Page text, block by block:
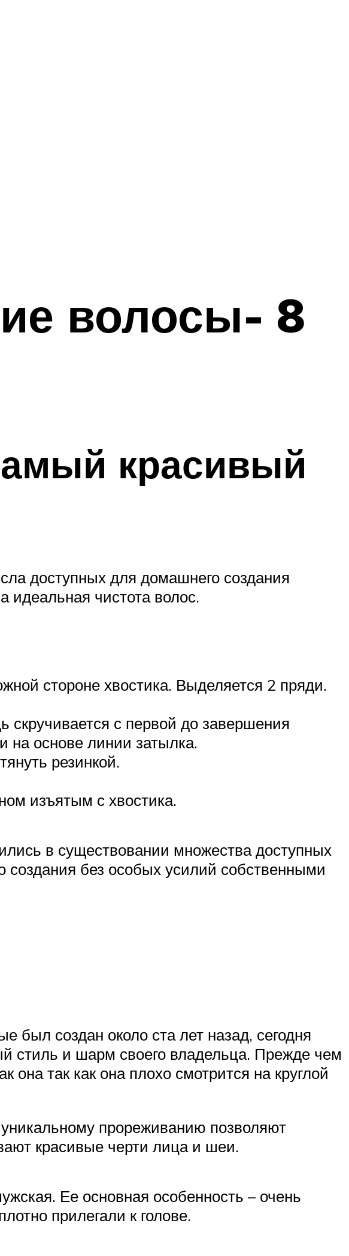
волосы- 8
красивый
доступных для домашнего создания
идеальная чистота волос.
стороне хвостика. Выделяется 2 пряди.
скручивается с первой до завершения
на основе линии затылка.
резинкой.
изъятым с хвостика.
в существовании множества доступных
без особых усилий собственными
был создан около ста лет назад, сегодня
стиль и шарм своего владельца. Прежде чем
она так как она плохо смотрится на круглой
уникальному прореживанию позволяют
красивые черти лица и шеи.
Ее основная особенность – очень
прилегали к голове.